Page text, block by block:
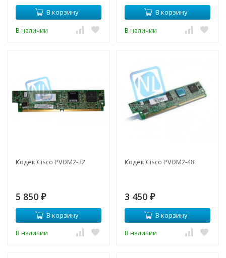
В корзину
В наличии
В корзину
В наличии
Кодек Cisco PVDM2-32
5 850 ₽
В корзину
В наличии
Кодек Cisco PVDM2-48
3 450 ₽
В корзину
В наличии